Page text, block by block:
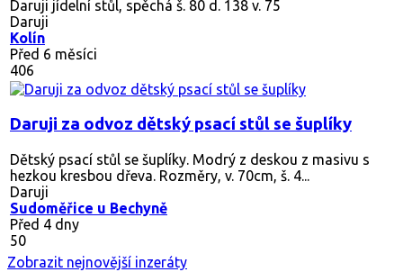
Daruji jídelní stůl, spěchá š. 80 d. 138 v. 75
Daruji
Kolín
Před 6 měsíci
406
Daruji za odvoz dětský psací stůl se šuplíky
Dětský psací stůl se šuplíky. Modrý z deskou z masivu s
hezkou kresbou dřeva. Rozměry, v. 70cm, š. 4...
Daruji
Sudoměřice u Bechyně
Před 4 dny
50
Zobrazit nejnovější inzeráty